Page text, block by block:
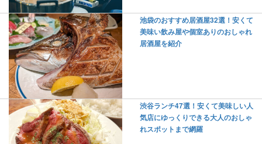
池袋のおすすめ居酒屋32選！安くて
美味い飲み屋や個室ありのおしゃれ
居酒屋を紹介
渋谷ランチ47選！安くて美味しい人
気店にゆっくりできる大人のおしゃ
れスポットまで網羅